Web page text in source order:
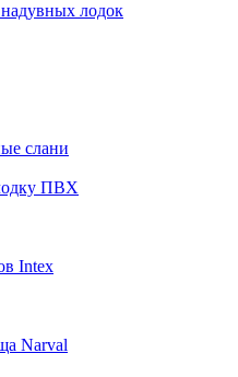
лодок
слани
ПВХ
Intex
Narval